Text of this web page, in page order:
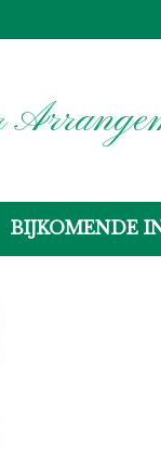
BIJKOMENDE